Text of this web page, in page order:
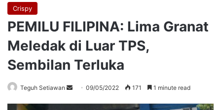
Crispy
PEMILU FILIPINA: Lima Granat
Meledak di Luar TPS,
Sembilan Terluka
Teguh Setiawan
Send09/05/2022 171 1 minute read